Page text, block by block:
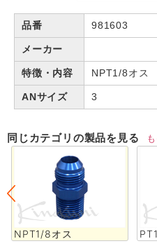
品番 981603
メーカー
特徴・内容 NPT1/8オス
ANサイズ 3
同じカテゴリの製品を見る
NPT1/8オス